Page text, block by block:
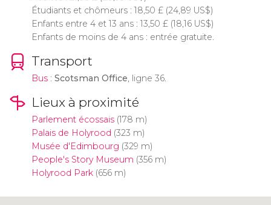
Étudiants et chômeurs : 18,50 £(24,89 US$)
Enfants entre 4 et 13 ans : 13,50 £(18,16 US$)
Enfants de moins de 4 ans : entrée gratuite.
Transport
Bus: Scotsman Office, ligne 36.
Lieux à proximité
Parlement écossais(178 m)
Palais de Holyrood (323 m)
Musée d'Edimbourg (329 m)
People's Story Museum (356 m)
Holyrood Park(656 m)